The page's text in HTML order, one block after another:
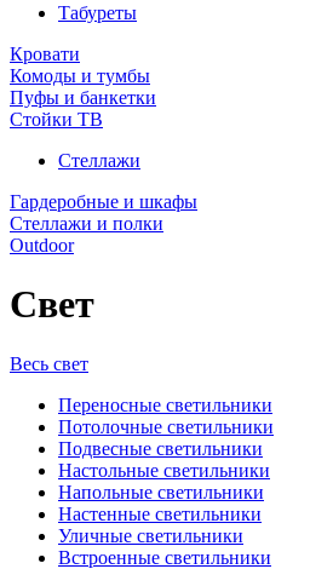
Табуреты
Кровати
Комоды и тумбы
Пуфы и банкетки
Стойки ТВ
Стеллажи
Гардеробные и шкафы
Стеллажи и полки
Outdoor
Свет
Весь свет
Переносные светильники
Потолочные светильники
Подвесные светильники
Настольные светильники
Напольные светильники
Настенные светильники
Уличные светильники
Встроенные светильники